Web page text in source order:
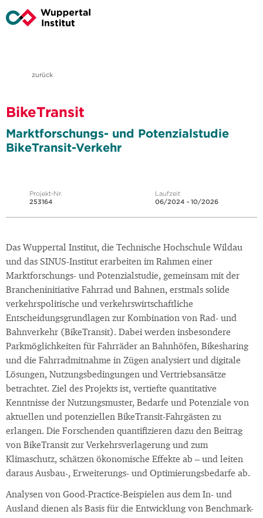
zurück
BikeTransit
Marktforschungs- und Potenzialstudie
BikeTransit-Verkehr
Projekt-Nr.
253164
Laufzeit
06/2024 - 10/2026
Das Wuppertal Institut, die Technische Hochschule Wildau
und das SINUS-Institut erarbeiten im Rahmen einer
Marktforschungs- und Potenzialstudie, gemeinsam mit der
Brancheninitiative Fahrrad und Bahnen, erstmals solide
verkehrspolitische und verkehrswirtschaftliche
Entscheidungsgrundlagen zur Kombination von Rad- und
Bahnverkehr (BikeTransit). Dabei werden insbesondere
Parkmöglichkeiten für Fahrräder an Bahnhöfen, Bikesharing
und die Fahrradmitnahme in Zügen analysiert und digitale
Lösungen, Nutzungsbedingungen und Vertriebsansätze
betrachtet. Ziel des Projekts ist, vertiefte quantitative
Kenntnisse der Nutzungsmuster, Bedarfe und Potenziale von
aktuellen und potenziellen BikeTransit-Fahrgästen zu
erlangen. Die Forschenden quantifizieren dazu den Beitrag
von BikeTransit zur Verkehrsverlagerung und zum
Klimaschutz, schätzen ökonomische Effekte ab – und leiten
daraus Ausbau-, Erweiterungs- und Optimierungsbedarfe ab.
Analysen von Good-Practice-Beispielen aus dem In- und
Ausland dienen als Basis für die Entwicklung von Benchmark-